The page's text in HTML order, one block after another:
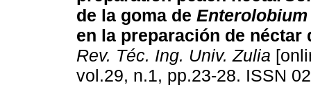
de la goma de
en la preparación de néctar
Rev. Téc. Ing. Univ. Zulia
vol.29, n.1, pp.23-28. ISSN